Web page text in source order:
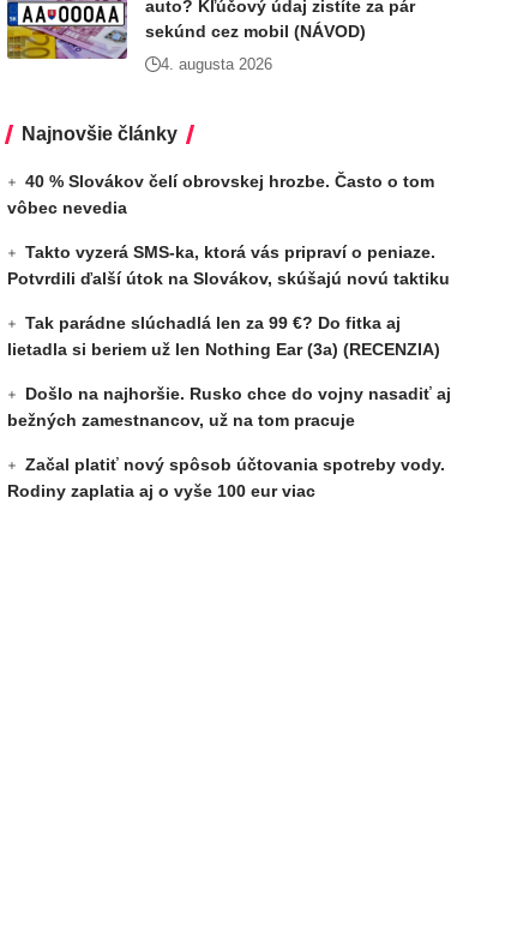
auto? Kľúčový údaj zistíte za pár
sekúnd cez mobil (NÁVOD)
4. augusta 2026
Najnovšie články
40 % Slovákov čelí obrovskej hrozbe. Často o tom
vôbec nevedia
Takto vyzerá SMS-ka, ktorá vás pripraví o peniaze.
Potvrdili ďalší útok na Slovákov, skúšajú novú taktiku
Tak parádne slúchadlá len za 99 €? Do fitka aj
lietadla si beriem už len Nothing Ear (3a) (RECENZIA)
Došlo na najhoršie. Rusko chce do vojny nasadiť aj
bežných zamestnancov, už na tom pracuje
Začal platiť nový spôsob účtovania spotreby vody.
Rodiny zaplatia aj o vyše 100 eur viac